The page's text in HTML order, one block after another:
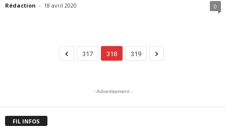
Rédaction - 18 avril 2020 0
317 318 319
- Advertisement -
FIL INFOS